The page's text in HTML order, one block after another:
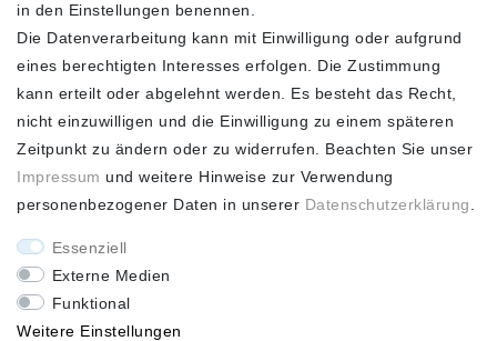
FASHION HOUSE
Hotline: +49
(0)15223993771 (Mo. bis
in den Einstellungen benennen.
Die Datenverarbeitung kann mit Einwilligung oder aufgrund
eines berechtigten Interesses erfolgen. Die Zustimmung
kann erteilt oder abgelehnt werden. Es besteht das Recht,
nicht einzuwilligen und die Einwilligung zu einem späteren
Zeitpunkt zu ändern oder zu widerrufen. Beachten Sie unser
Impressum und weitere Hinweise zur Verwendung
personenbezogener Daten in unserer Daten­schutz­erklärung
Essenziell
Externe Medien
Funktional
Weitere Einstellungen